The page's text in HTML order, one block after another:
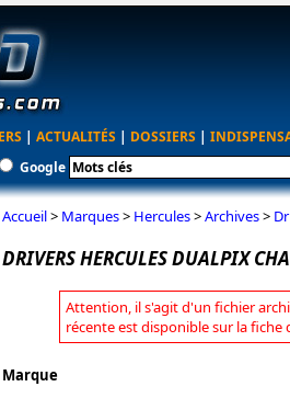
| ACTUALITÉS | DOSSIERS |
Google
Accueil> Marques> Hercules>Archives>
DRIVERS HERCULES DUALPIX
Attention, il s'agit d'un fichier
récente est disponible sur la fiche
Marque